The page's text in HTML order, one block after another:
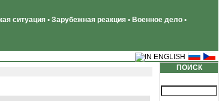
ситуация • Зарубежная реакция • Военное дело •
ПОИСК